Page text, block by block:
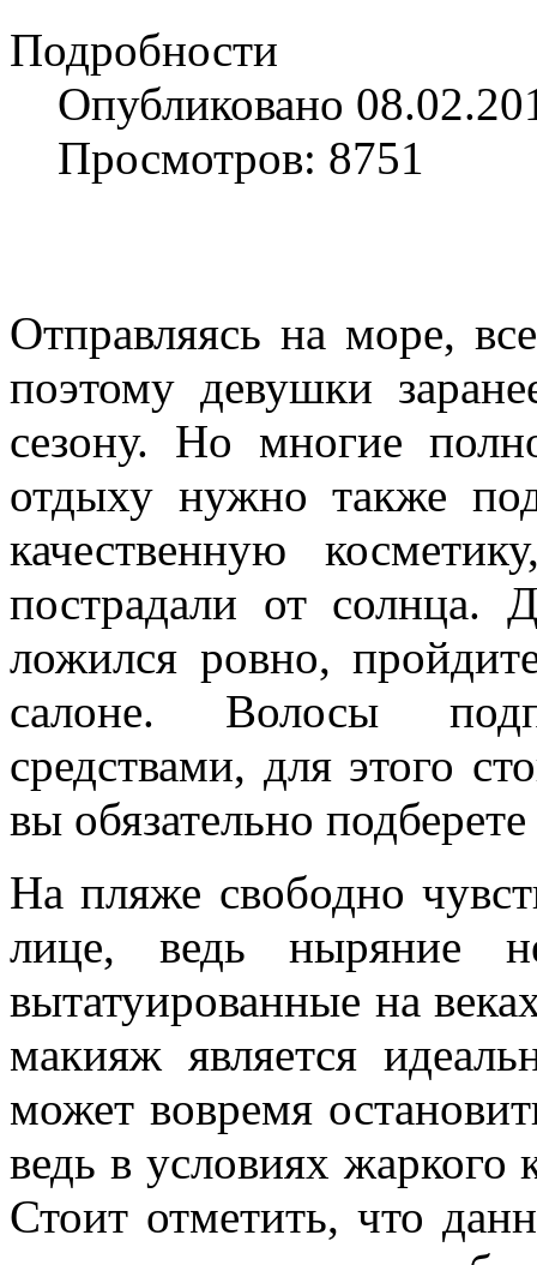
Подробности
Опубликовано
Просмотров: 8751
Отправляясь на море,
поэтому девушки
сезону. Но многие
отдыху нужно также
качественную
пострадали от солнца.
ложился ровно,
салоне. Волосы
средствами, для этого
вы обязательно
На пляже свободно
лице, ведь ныряние
вытатуированные на
макияж является
может вовремя
ведь в условиях жаркого
Стоит отметить, что